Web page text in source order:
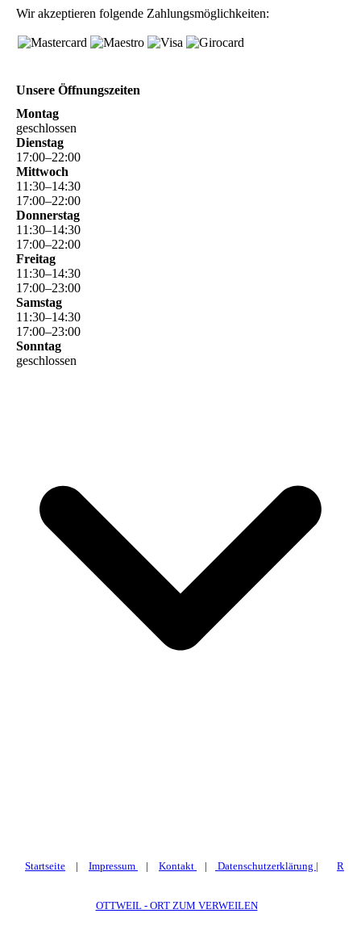
Wir akzeptieren folgende Zahlungsmöglichkeiten:
Unsere Öffnungszeiten
Montag
geschlossen
Dienstag
17:00–22:00
Mittwoch
11 :30–14:30
17:00–22:00
Donnerstag
11 :30–14:30
17:00–22:00
Freitag
11 :30–14:30
17:00–23:00
Samstag
11 :30–14:30
17:00–23:00
Sonntag
geschlossen
Startseite | Impressum | Kontakt | Datenschutzerklärung | R
OTTWEIL - ORT ZUM VERWEILEN